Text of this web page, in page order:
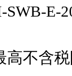
E-
含税